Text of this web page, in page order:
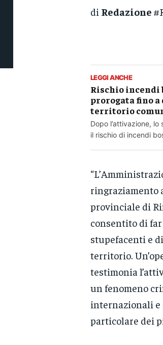
di Redazione
LEGGI ANCHE
Rischio incendi
prorogata fino a
territorio
Dopo l’attivazione,
il rischio di incendi
ringraziamento
provinciale di
consentito di
stupefacenti e
territorio.
testimonia
un fenomeno
internazionali e
particolare dei